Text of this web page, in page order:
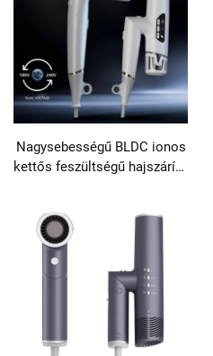
Nagysebességű BLDC ionos
kettős feszültségű hajszárító